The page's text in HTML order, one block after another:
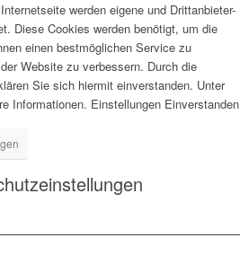
werden eigene und Drittanbieter-
Diese Cookies werden benötigt, um die
einen bestmöglichen Service zu
Website zu verbessern. Durch die
Sie sich hiermit einverstanden. Unter
Informationen. Einstellungen Einverstanden